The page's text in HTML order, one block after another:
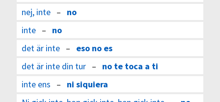
nej, inte– no
inte– no
det är inte– eso no es
det är inte din tur– no te toca a ti
inte ens – ni siquiera